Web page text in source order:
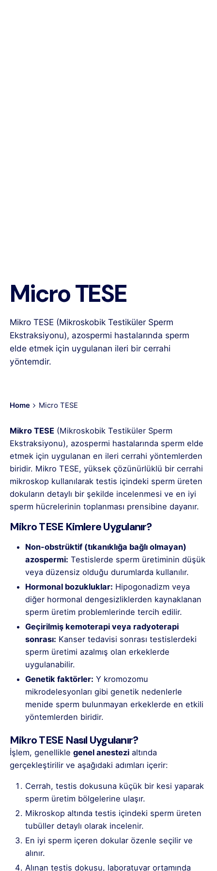
Micro TESE
Mikro TESE (Mikroskobik Testiküler Sperm
Ekstraksiyonu), azospermi hastalarında sperm
elde etmek için uygulanan ileri bir cerrahi
yöntemdir.
Home Micro TESE
Mikro TESE (Mikroskobik Testiküler Sperm
Ekstraksiyonu), azospermi hastalarında sperm elde
etmek için uygulanan en ileri cerrahi yöntemlerden
biridir. Mikro TESE, yüksek çözünürlüklü bir cerrahi
mikroskop kullanılarak testis içindeki sperm üreten
dokuların detaylı bir şekilde incelenmesi ve en iyi
sperm hücrelerinin toplanması prensibine dayanır.
Mikro TESE Kimlere Uygulanır?
Non-obstrüktif (tıkanıklığa bağlı olmayan)
azospermi: Testislerde sperm üretiminin düşük
veya düzensiz olduğu durumlarda kullanılır.
Hormonal bozukluklar: Hipogonadizm veya
diğer hormonal dengesizliklerden kaynaklanan
sperm üretim problemlerinde tercih edilir.
Geçirilmiş kemoterapi veya radyoterapi
sonrası: Kanser tedavisi sonrası testislerdeki
sperm üretimi azalmış olan erkeklerde
uygulanabilir.
Genetik faktörler: Y kromozomu
mikrodelesyonları gibi genetik nedenlerle
menide sperm bulunmayan erkeklerde en etkili
yöntemlerden biridir.
Mikro TESE Nasıl Uygulanır?
İşlem, genellikle genel anestezi altında
gerçekleştirilir ve aşağıdaki adımları içerir:
Cerrah, testis dokusuna küçük bir kesi yaparak
sperm üretim bölgelerine ulaşır.
Mikroskop altında testis içindeki sperm üreten
tubüller detaylı olarak incelenir.
En iyi sperm içeren dokular özenle seçilir ve
alınır.
Alınan testis dokusu, laboratuvar ortamında